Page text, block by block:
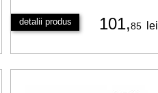
detalii produs 101,85 lei